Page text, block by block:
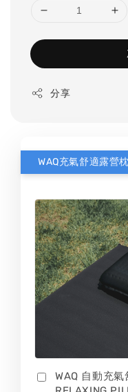
分享
WAQ充氣舒適露營
WAQ 自動充氣